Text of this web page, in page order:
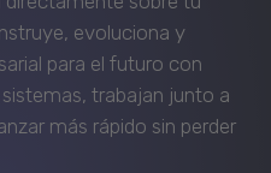
evoluciona y
para el futuro con
trabajan junto a
más rápido sin perder